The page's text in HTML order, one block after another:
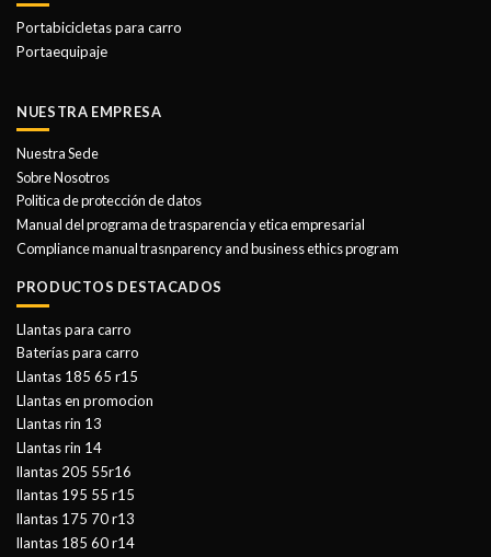
Portabicicletas para carro
Portaequipaje
NUESTRA EMPRESA
Nuestra Sede
Sobre Nosotros
Politica de protección de datos
Manual del programa de trasparencia y etica empresarial
Compliance manual trasnparency and business ethics program
PRODUCTOS DESTACADOS
Llantas para carro
Baterías para carro
Llantas 185 65 r15
Llantas en promocion
Llantas rin 13
Llantas rin 14
llantas 205 55r16
llantas 195 55 r15
llantas 175 70 r13
llantas 185 60 r14